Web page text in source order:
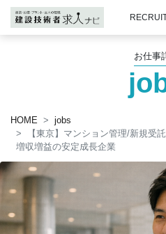
お仕事
HOME
jobs
【東京】マンション管理/新規受
増収増益の安定成長企業